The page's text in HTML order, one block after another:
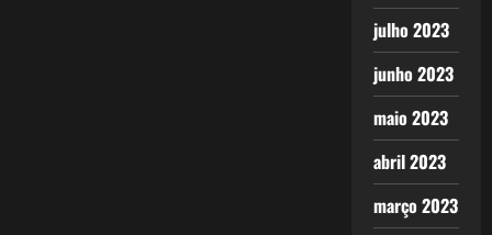
julho 2023
junho 2023
maio 2023
abril 2023
março 2023